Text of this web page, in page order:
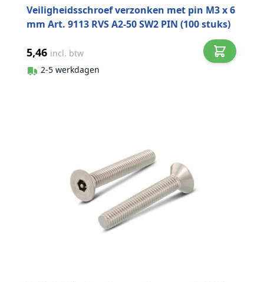
Veiligheidsschroef verzonken met pin M3 x 6
mm Art. 9113 RVS A2-50 SW2 PIN (100 stuks)
5,46 incl. btw
2-5 werkdagen